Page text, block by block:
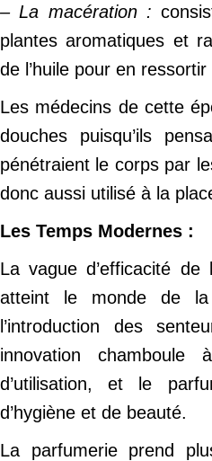
– La macération :
plantes aromatiques et
de l’huile pour en
Les médecins de cette
douches puisqu’ils
pénétraient le corps par
donc aussi utilisé à la
Les Temps Modernes :
La vague d’efficacité de
atteint le monde de
l’introduction des
innovation
d’utilisation, et le
d’hygiène et de beauté.
La parfumerie prend